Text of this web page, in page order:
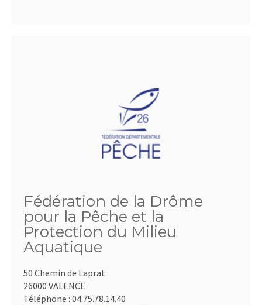
Fédération de la Drôme
pour la Pêche et la
Protection du Milieu
Aquatique
50 Chemin de Laprat
26000 VALENCE
Téléphone : 04.75.78.14.40